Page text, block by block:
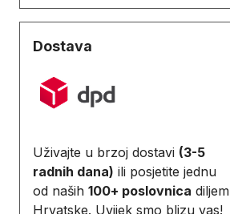
Dostava
Uživajte u brzoj dostavi (3-5
radnih dana) ili posjetite jednu
od naših 100+ poslovnica diljem
Hrvatske. Uvijek smo blizu vas!